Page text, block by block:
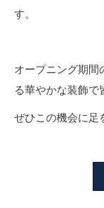
す。
オープニング期間
る華やかな装飾で
ぜひこの機会に足